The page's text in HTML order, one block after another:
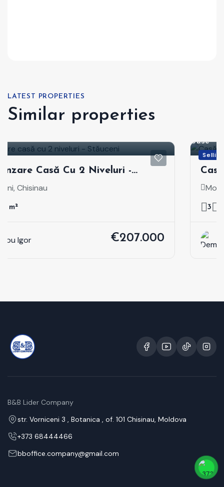
LATEST PROPERTIES
Similar properties
2 Niveluri -
Selling
Case
Casă Individuală
Dubăsari, S.
Molovata, Dubăsari
Demian Nicolae
B&B Lider Company
str. Vorniceni 3 , Botanica , of. 101 Chisinau, Moldova
+373 68444466
bboffice.company@gmail.com